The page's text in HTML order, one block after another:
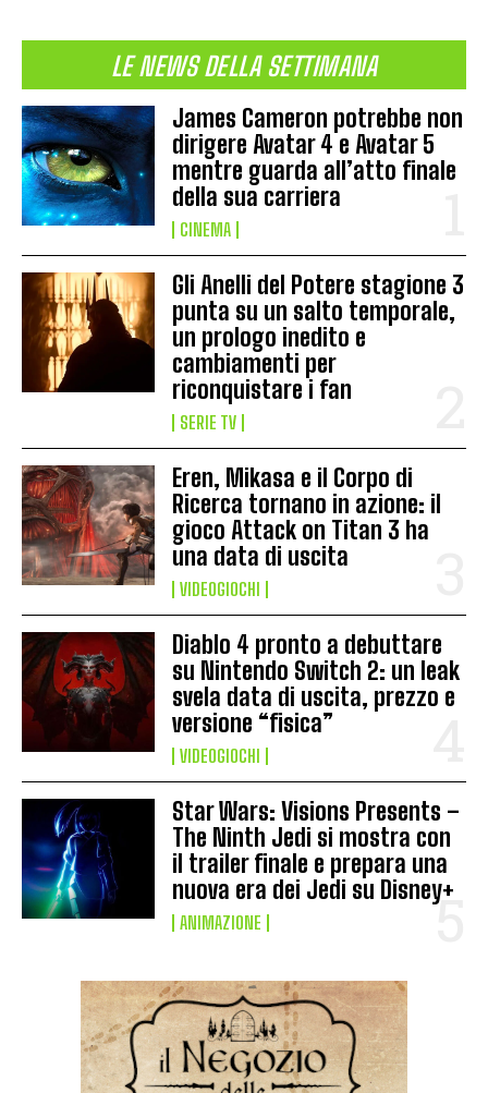
LE NEWS DELLA SETTIMANA
James Cameron potrebbe non
dirigere Avatar 4 e Avatar 5
mentre guarda all’atto finale
della sua carriera
CINEMA
Gli Anelli del Potere stagione 3
punta su un salto temporale,
un prologo inedito e
cambiamenti per
riconquistare i fan
SERIE TV
Eren, Mikasa e il Corpo di
Ricerca tornano in azione: il
gioco Attack on Titan 3 ha
una data di uscita
VIDEOGIOCHI
Diablo 4 pronto a debuttare
su Nintendo Switch 2: un leak
svela data di uscita, prezzo e
versione “fisica”
VIDEOGIOCHI
Star Wars: Visions Presents –
The Ninth Jedi si mostra con
il trailer finale e prepara una
nuova era dei Jedi su Disney+
ANIMAZIONE